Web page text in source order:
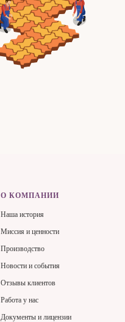
О КОМПАНИИ
Наша история
Миссия и ценности
Производство
Новости и события
Отзывы клиентов
Работа у нас
Документы и лицензии